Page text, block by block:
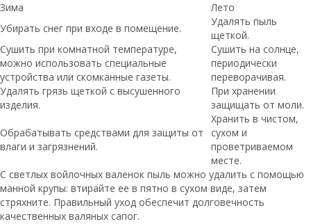
Зима
Лето
Убирать снег при входе в помещение.
Удалять пыль
щеткой.
Сушить при комнатной температуре,
можно использовать специальные
устройства или скомканные газеты.
Сушить на солнце,
периодически
переворачивая.
Удалять грязь щеткой с высушенного
изделия.
При хранении
защищать от моли.
Обрабатывать средствами для защиты от
влаги и загрязнений.
Хранить в чистом,
сухом и
проветриваемом
месте.
С светлых войлочных валенок пыль можно удалить с помощью
манной крупы: втирайте ее в пятно в сухом виде, затем
стряхните. Правильный уход обеспечит долговечность
качественных валяных сапог.